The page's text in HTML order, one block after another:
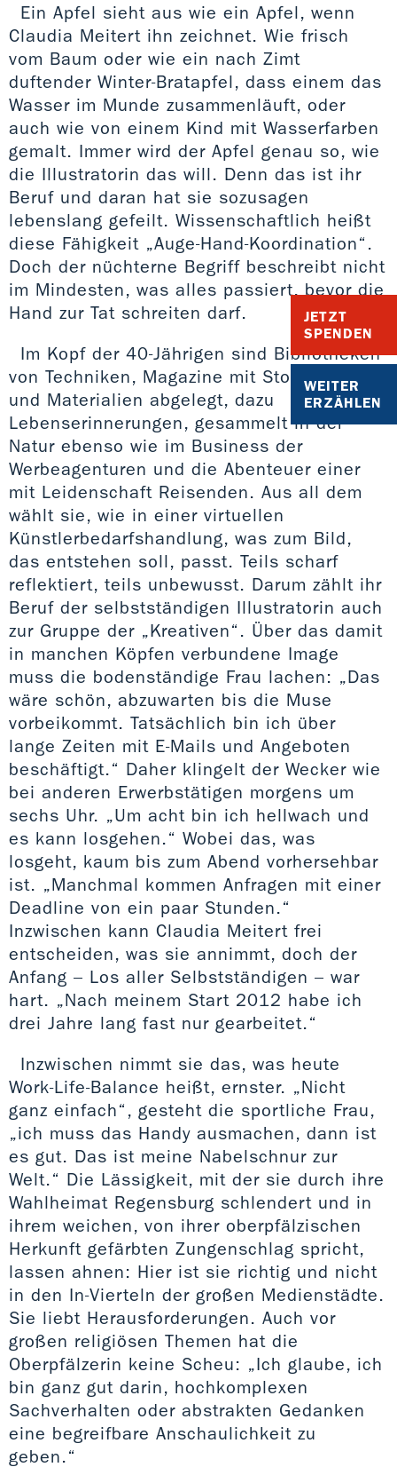
JETZT
SPENDEN
WEITER
ERZÄHLEN
Ein Apfel sieht aus wie ein Apfel, wenn
Claudia Meitert ihn zeichnet. Wie frisch
vom Baum oder wie ein nach Zimt
duftender Winter-Bratapfel, dass einem das
Wasser im Munde zusammenläuft, oder
auch wie von einem Kind mit Wasserfarben
gemalt. Immer wird der Apfel genau so, wie
die Illustratorin das will. Denn das ist ihr
Beruf und daran hat sie sozusagen
lebenslang gefeilt. Wissenschaftlich heißt
diese Fähigkeit „Auge-Hand-Koordination“.
Doch der nüchterne Begriff beschreibt nicht
im Mindesten, was alles passiert, bevor die
Hand zur Tat schreiten darf.
Im Kopf der 40-Jährigen sind Bibliotheken
von Techniken, Magazine mit Stoffproben
und Materialien abgelegt, dazu
Lebenserinnerungen, gesammelt in der
Natur ebenso wie im Business der
Werbeagenturen und die Abenteuer einer
mit Leidenschaft Reisenden. Aus all dem
wählt sie, wie in einer virtuellen
Künstlerbedarfshandlung, was zum Bild,
das entstehen soll, passt. Teils scharf
reflektiert, teils unbewusst. Darum zählt ihr
Beruf der selbstständigen Illustratorin auch
zur Gruppe der „Kreativen“. Über das damit
in manchen Köpfen verbundene Image
muss die bodenständige Frau lachen: „Das
wäre schön, abzuwarten bis die Muse
vorbeikommt. Tatsächlich bin ich über
lange Zeiten mit E-Mails und Angeboten
beschäftigt.“ Daher klingelt der Wecker wie
bei anderen Erwerbstätigen morgens um
sechs Uhr. „Um acht bin ich hellwach und
es kann losgehen.“ Wobei das, was
losgeht, kaum bis zum Abend vorhersehbar
ist. „Manchmal kommen Anfragen mit einer
Deadline von ein paar Stunden.“
Inzwischen kann Claudia Meitert frei
entscheiden, was sie annimmt, doch der
Anfang – Los aller Selbstständigen – war
hart. „Nach meinem Start 2012 habe ich
drei Jahre lang fast nur gearbeitet.“
Inzwischen nimmt sie das, was heute
Work-Life-Balance heißt, ernster. „Nicht
ganz einfach“, gesteht die sportliche Frau,
„ich muss das Handy ausmachen, dann ist
es gut. Das ist meine Nabelschnur zur
Welt.“ Die Lässigkeit, mit der sie durch ihre
Wahlheimat Regensburg schlendert und in
ihrem weichen, von ihrer oberpfälzischen
Herkunft gefärbten Zungenschlag spricht,
lassen ahnen: Hier ist sie richtig und nicht
in den In-Vierteln der großen Medienstädte.
Sie liebt Herausforderungen. Auch vor
großen religiösen Themen hat die
Oberpfälzerin keine Scheu: „Ich glaube, ich
bin ganz gut darin, hochkomplexen
Sachverhalten oder abstrakten Gedanken
eine begreifbare Anschaulichkeit zu
geben.“